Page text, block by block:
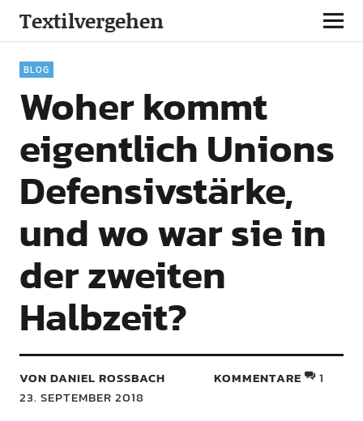
Textilvergehen
BLOG
Woher kommt
eigentlich Unions
Defensivstärke,
und wo war sie in
der zweiten
Halbzeit?
VON DANIEL ROSSBACH
23. SEPTEMBER 2018
KOMMENTARE 1